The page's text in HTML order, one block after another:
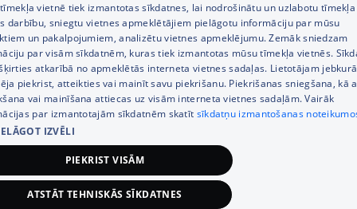
LATVIAN
RUSSIAN
ENGLISH
vietnē tiek izmantotas sīkdatnes, lai nodrošinātu un uzlabotu tīmekļa
darbību, sniegtu vietnes apmeklētājiem pielāgotu informāciju par mūsu
un pakalpojumiem, analizētu vietnes apmeklējumu. Zemāk sniedzam
par visām sīkdatnēm, kuras tiek izmantotas mūsu tīmekļa vietnēs.
atkarībā no apmeklētās interneta vietnes sadaļas. Lietotājam
piekrist, atteikties vai mainīt savu piekrišanu. Piekrišanas sniegšana, kā
vai mainīšana attiecas uz visām interneta vietnes sadaļām. Vairāk
par izmantotajām sīkdatnēm skatīt sīkdatņu izmantošanas
IZVĒLI
PIEKRIST VISĀM
ATSTĀT TEHNISKĀS SĪKDATNES